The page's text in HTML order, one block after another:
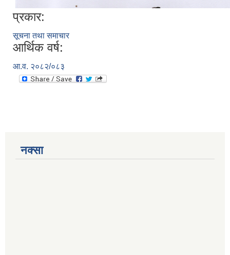
प्रकार:
सूचना तथा समाचार
आर्थिक वर्ष:
आ.व. २०८२/०८३
नक्सा